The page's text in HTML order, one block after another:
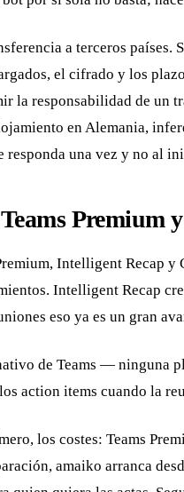
a terceros países.
el cifrado y los
la responsabilidad de un
en Alemania,
una vez y no al
Premium
Intelligent Recap y
Intelligent Recap
eso ya es un gran
de Teams — ninguna
action items cuando la
los costes: Teams
amaiko arranca